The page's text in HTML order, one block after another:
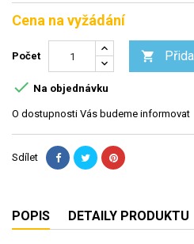
Cena na vyžádání
Počet 
 Na objednávku
O dostupnosti Vás budeme informovat
Sdílet
POPIS DETAILY PRODUKTU